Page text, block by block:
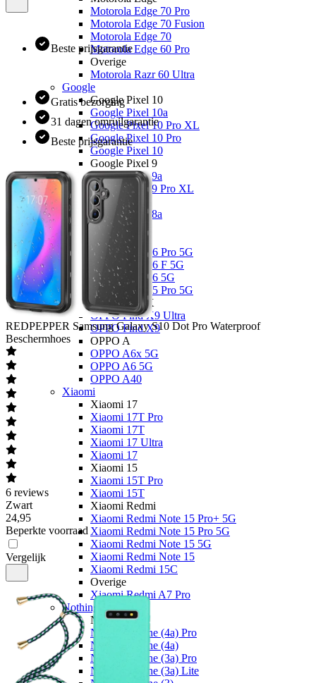
Motorola Edge 70 Pro
Motorola Edge 70 Fusion
Motorola Edge 70
Motorola Edge 60 Pro
Overige
Motorola Razr 60 Ultra
Google
Google Pixel 10
Google Pixel 10a
Google Pixel 10 Pro XL
Google Pixel 10 Pro
Google Pixel 10
Google Pixel 9
Google Pixel 9a
Google Pixel 9 Pro XL
Overige
Google Pixel 8a
OPPO
OPPO Reno
OPPO Reno16 Pro 5G
OPPO Reno16 F 5G
OPPO Reno16 5G
OPPO Reno15 Pro 5G
OPPO Find X
OPPO Find X9 Ultra
OPPO Find X9
OPPO A
OPPO A6x 5G
OPPO A6 5G
OPPO A40
Xiaomi
Xiaomi 17
Xiaomi 17T Pro
Xiaomi 17T
Xiaomi 17 Ultra
Xiaomi 17
Xiaomi 15
Xiaomi 15T Pro
Xiaomi 15T
Xiaomi Redmi
Xiaomi Redmi Note 15 Pro+ 5G
Xiaomi Redmi Note 15 Pro 5G
Xiaomi Redmi Note 15 5G
Xiaomi Redmi Note 15
Xiaomi Redmi 15C
Overige
Xiaomi Redmi A7 Pro
Nothing
Nothing
Nothing Phone (4a) Pro
Nothing Phone (4a)
Nothing Phone (3a) Pro
Nothing Phone (3a) Lite
Beste prijsgarantie
Gratis bezorging
31 dagen omruilgarantie
Beste prijsgarantie
REDPEPPER Samsung Galaxy S10 Dot Pro Waterproof
Beschermhoes
6 reviews
Zwart
24,95
Beperkte voorraad
Vergelijk